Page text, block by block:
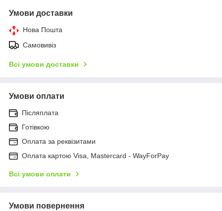
Умови доставки
Нова Пошта
Самовивіз
Всі умови доставки
Умови оплати
Післяплата
Готівкою
Оплата за реквізитами
Оплата картою Visa, Mastercard - WayForPay
Всі умови оплати
Умови повернення